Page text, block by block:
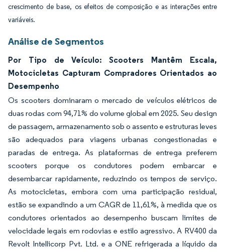
crescimento de base, os efeitos de composição e as interações entre
variáveis.
Análise de Segmentos
Por Tipo de Veículo: Scooters Mantêm Escala,
Motocicletas Capturam Compradores Orientados ao
Desempenho
Os scooters dominaram o mercado de veículos elétricos de
duas rodas com 94,71% do volume global em 2025. Seu design
de passagem, armazenamento sob o assento e estruturas leves
são adequados para viagens urbanas congestionadas e
paradas de entrega. As plataformas de entrega preferem
scooters porque os condutores podem embarcar e
desembarcar rapidamente, reduzindo os tempos de serviço.
As motocicletas, embora com uma participação residual,
estão se expandindo a um CAGR de 11,61%, à medida que os
condutores orientados ao desempenho buscam limites de
velocidade legais em rodovias e estilo agressivo. A RV400 da
Revolt Intellicorp Pvt. Ltd. e a ONE refrigerada a líquido da